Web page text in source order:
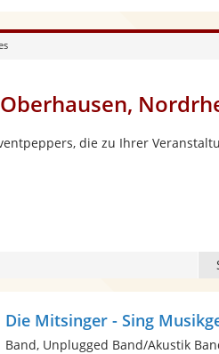
die zu Ihrer
Die Mitsinger - Sing
Band, Unplugged Band/Akustik